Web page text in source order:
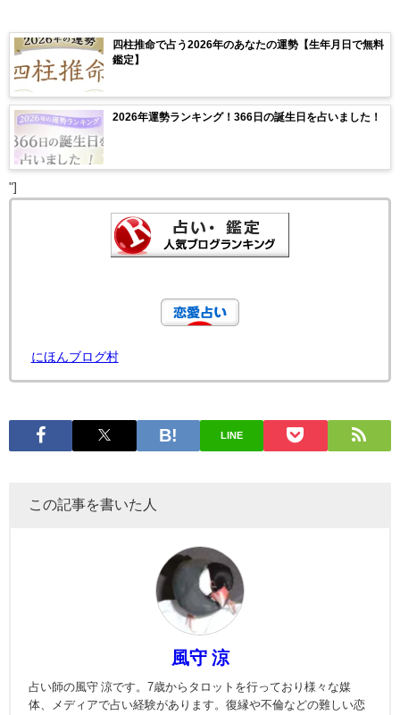
四柱推命で占う2026年のあなたの運勢【生年月日で無料
鑑定】
2026年運勢ランキング！366日の誕生日を占いました！
"]
にほんブログ村
LINE
この記事を書いた人
風守 涼
占い師の風守 涼です。7歳からタロットを行っており様々な媒
体、メディアで占い経験があります。復縁や不倫などの難しい恋